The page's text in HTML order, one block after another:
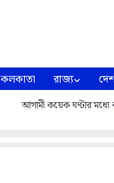
কলকাতা রাজ্য
আগামী কয়েক ঘণ্টার মধ্যে